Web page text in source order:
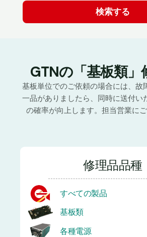
GTNの「基板類」
基板単位でのご依頼の場合には、故
一品がありましたら、同時に送付い
の確率が向上します。担当営業にご
修理品品種
すべての製品
基板類
各種電源